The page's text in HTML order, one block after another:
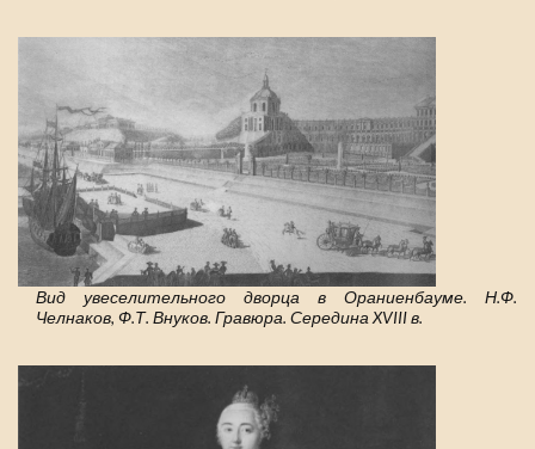
Вид увеселительного дворца в Ораниенбауме. Н.Ф.
Челнаков, Ф.Т. Внуков. Гравюра. Середина XVIII в.